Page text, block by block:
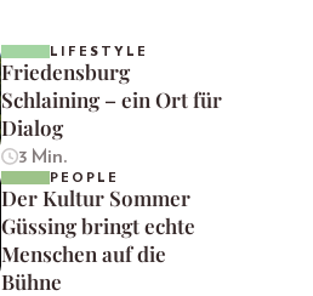
LIFESTYLE
Friedensburg
Schlaining – ein Ort für
Dialog
3 Min.
PEOPLE
Der Kultur Sommer
Güssing bringt echte
Menschen auf die
Bühne